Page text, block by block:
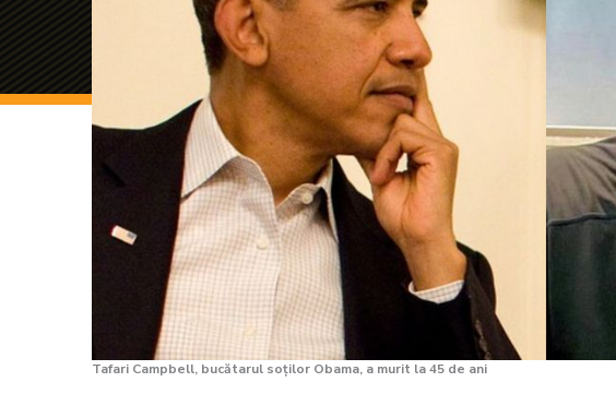
Tafari Campbell, bucătarul soților Obama, a murit la 45 de ani